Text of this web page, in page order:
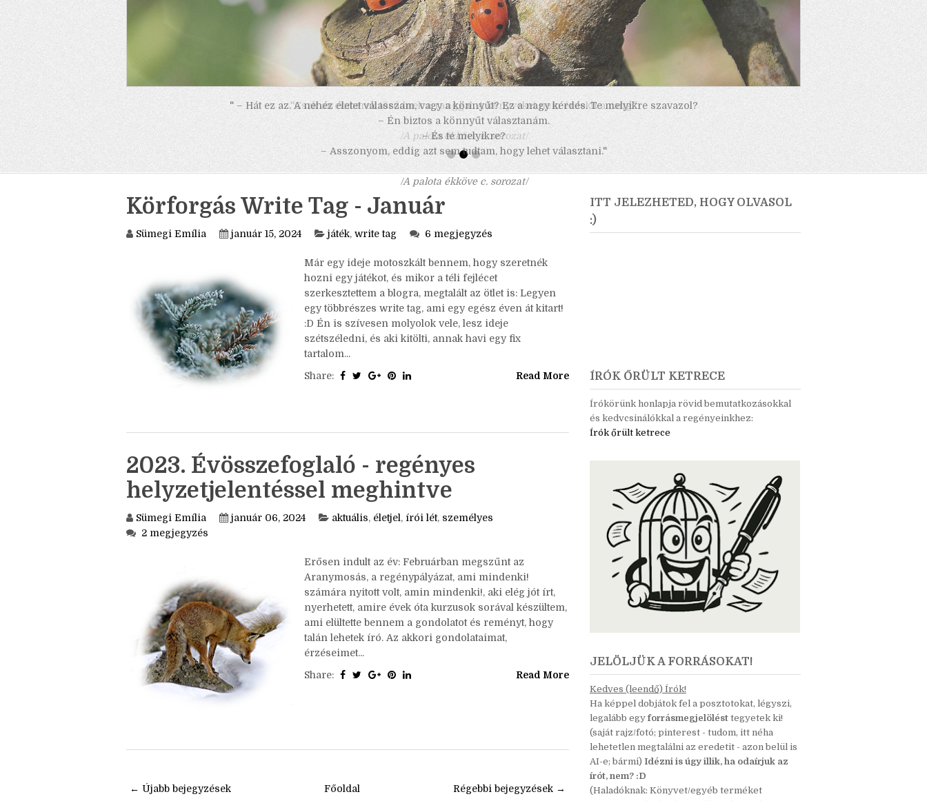
" – Hát ez az. A nehéz életet válasszam, vagy a könnyűt? Ez a nagy kérdés. Te melyikre szavazol?
– Én biztos a könnyűt választanám.
– És te melyikre?
– Asszonyom, eddig azt sem tudtam, hogy lehet választani."
/A palota ékköve c. sorozat/
Körforgás Write Tag - Január
Sümegi Emília január 15, 2024 játék, write tag 6 megjegyzés
Már egy ideje motoszkált bennem, hogy szeretnék
hozni egy játékot, és mikor a téli fejlécet
szerkesztettem a blogra, megtalált az ötlet is: Legyen
egy többrészes write tag, ami egy egész éven át kitart!
:D Én is szívesen molyolok vele, lesz ideje
2023. Évösszefoglaló - regényes
helyzetjelentéssel meghintve
január 06, 2024 aktuális, életjel ,írói lét,személyes
2 megjegyzés
Erősen indult az év: Februárban megszűnt az
Aranymosás, a regénypályázat, ami mindenki!
számára nyitott volt, amin mindenki!, aki elég jót írt,
nyerhetett, amire évek óta kurzusok sorával készültem,
ami elültette bennem a gondolatot és reményt, hogy
talán lehetek író. Az akkori gondolataimat,
ÍRÓK ŐRÜLT KETRECE
JELÖLJÜK A FORRÁSOKAT!
Kedves (leendő) Írók!
Ha képpel dobjátok fel a posztotokat, légyszi,
legalább egyforrásmegjelölésttegyetek ki!
(saját rajz/fotó; pinterest - tudom, itt néha
lehetetlen megtalálni az eredetit - azon belül is